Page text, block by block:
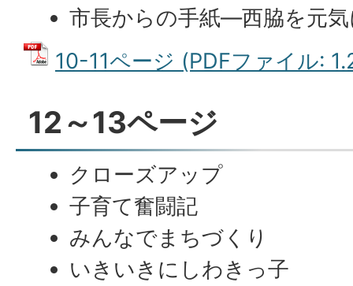
市長からの手紙―西脇を元
10-11ページ (PDFファイル:
12～13ページ
クローズアップ
子育て奮闘記
みんなでまちづくり
いきいきにしわきっ子